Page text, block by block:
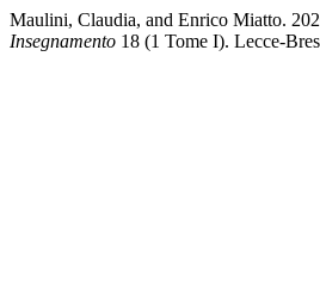
Maulini, Claudia, and Enrico Miatto.
Insegnamento 18 (1 Tome I). Lecce-